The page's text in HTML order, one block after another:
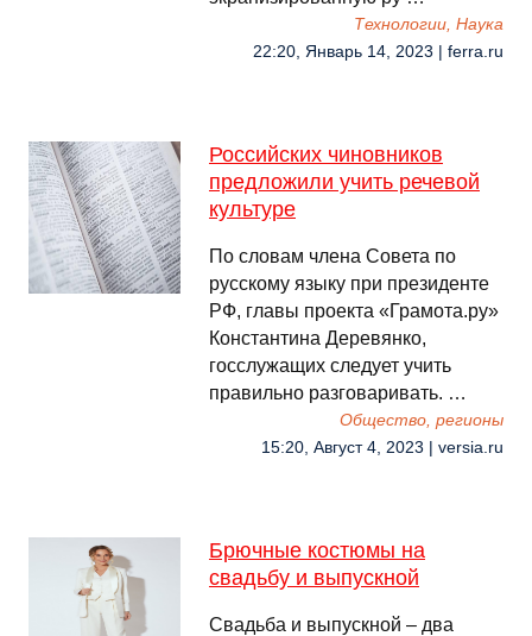
Технологии, Наука
22:20, Январь 14, 2023 | ferra.ru
Российских чиновников
предложили учить речевой
культуре
По словам члена Совета по
русскому языку при президенте
РФ, главы проекта «Грамота.ру»
Константина Деревянко,
госслужащих следует учить
правильно разговаривать. …
Общество, регионы
15:20, Август 4, 2023 | versia.ru
Брючные костюмы на
свадьбу и выпускной
Свадьба и выпускной – два